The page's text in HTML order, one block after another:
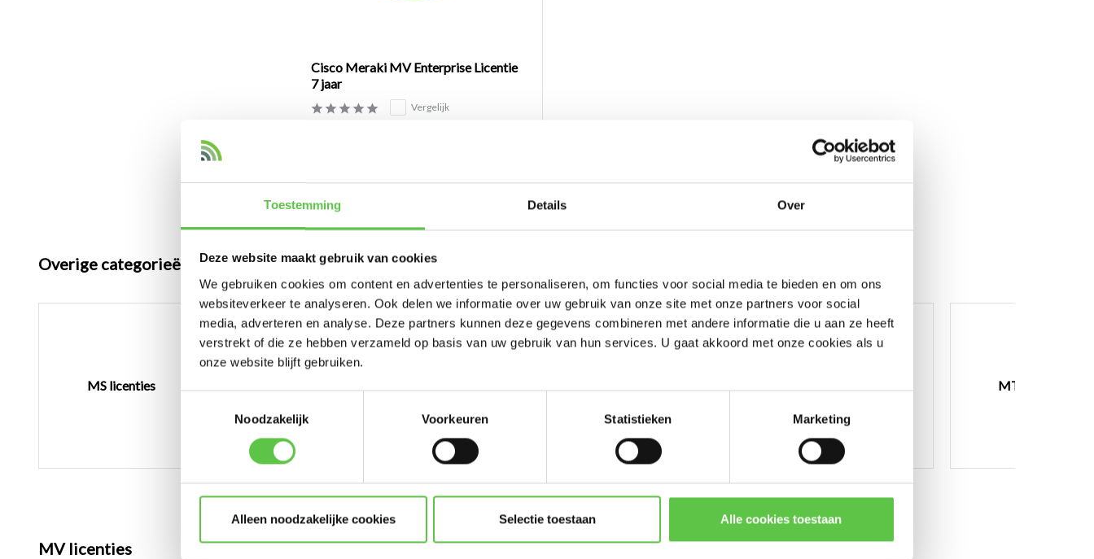
Toestemming Details Over
Deze website maakt gebruik van cookies
We gebruiken cookies om content en advertenties te personaliseren, om functies voor social media te bieden en om ons
websiteverkeer te analyseren. Ook delen we informatie over uw gebruik van onze site met onze partners voor social
media, adverteren en analyse. Deze partners kunnen deze gegevens combineren met andere informatie die u aan ze heeft
verstrekt of die ze hebben verzameld op basis van uw gebruik van hun services. U gaat akkoord met onze cookies als u
onze website blijft gebruiken.
Noodzakelijk
Voorkeuren Statistieken Marketing
Alleen noodzakelijke cookies Selectie toestaan Alle cookies toestaan
Cisco Meraki MV Enterprise Licentie
7 jaar
Vergelijk
Overige categorieën in Licenties
MS licenties MT licenties
MV licenties